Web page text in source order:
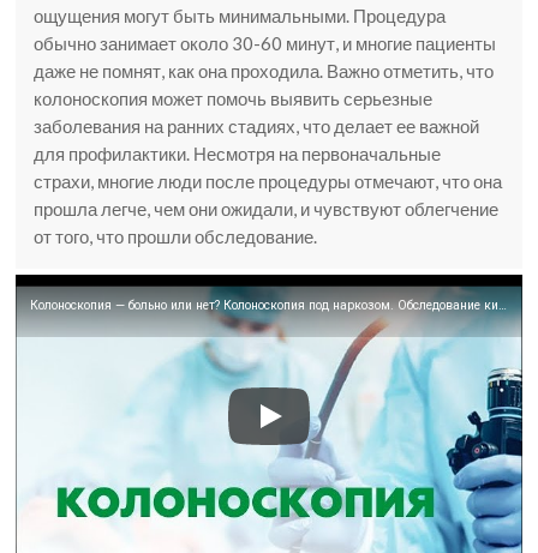
ощущения могут быть минимальными. Процедура
обычно занимает около 30-60 минут, и многие пациенты
даже не помнят, как она проходила. Важно отметить, что
колоноскопия может помочь выявить серьезные
заболевания на ранних стадиях, что делает ее важной
для профилактики. Несмотря на первоначальные
страхи, многие люди после процедуры отмечают, что она
прошла легче, чем они ожидали, и чувствуют облегчение
от того, что прошли обследование.
Колоноскопия — больно или нет? Колоноскопия под наркозом. Обследование кишечника под наркозом.